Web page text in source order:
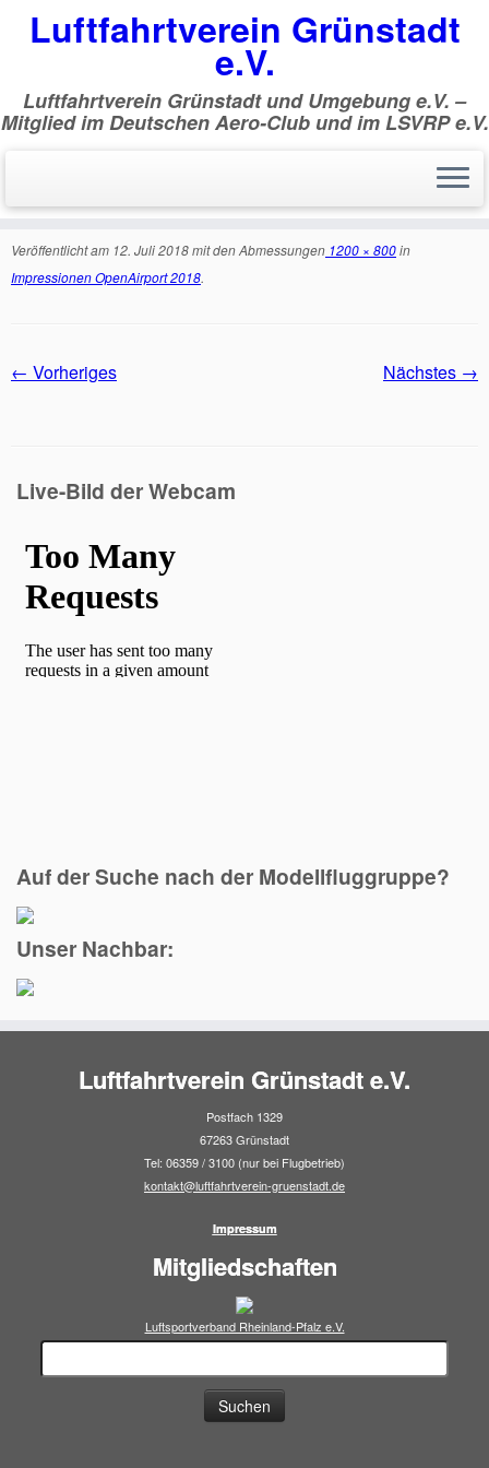
Zum
Inhalt
Luftfahrtverein Grünstadt
e.V.
Luftfahrtverein Grünstadt und Umgebung e.V. –
Mitglied im Deutschen Aero-Club und im LSVRP e.V.
#00767700#
Veröffentlicht am 12. Juli 2018mit den Abmessungen 1200 × 800in
Impressionen OpenAirport 2018.
← Vorheriges Nächstes →
Live-Bild der Webcam
Auf der Suche nach der Modellfluggruppe?
Unser Nachbar:
Luftfahrtverein Grünstadt e.V.
Postfach 1329
67263 Grünstadt
Tel: 06359 / 3100 (nur bei Flugbetrieb)
kontakt@luftfahrtverein-gruenstadt.de
Impressum
Mitgliedschaften
Luftsportverband Rheinland-Pfalz e.V.
Suchen